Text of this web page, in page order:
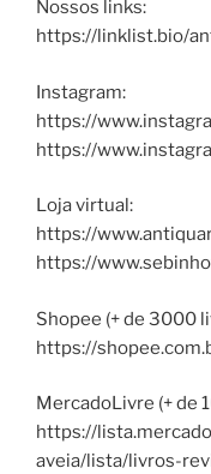
Nossos links:
https://linklist.bio/
Instagram:
https://
https://
Loja virtual:
https://
https://
Shopee (+ de 3000
https://
MercadoLivre (+ de
https://
aveia/lista/livros-